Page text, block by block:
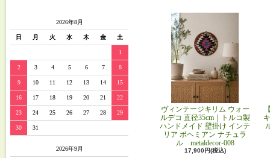
2026年8月
日 月 火 水 木 金 土
1
2 3 4 5 6 7 8
9 10 11 12 13 14 15
16 17 18 19 20 21 22
23 24 25 26 27 28 29
30 31
2026年9月
ヴィンテージキリム ウォー
ルデコ 直径35cm｜トルコ製
ハンドメイド 壁掛け インテ
リア ボヘミアン ナチュラ
ル metaldecor-008
17,900円(税込)